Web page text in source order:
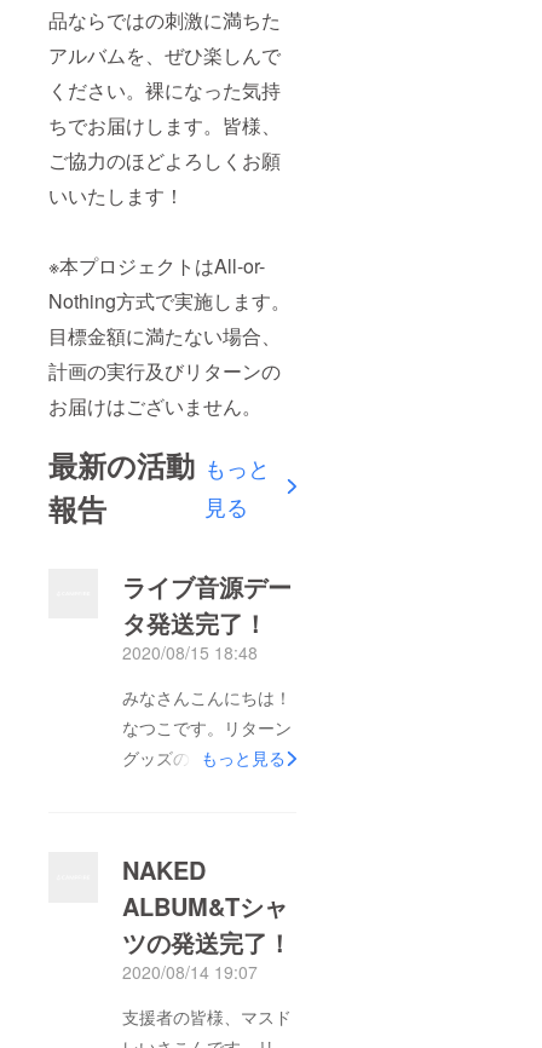
品ならではの刺激に満ちた
アルバムを、ぜひ楽しんで
ください。裸になった気持
ちでお届けします。皆様、
ご協力のほどよろしくお願
いいたします！
※本プロジェクトはAll-or-
Nothing方式で実施します。
目標金額に満たない場合、
計画の実行及びリターンの
お届けはございません。
最新の活動
報告
もっと
見る
ライブ音源デー
タ発送完了！
2020/08/15 18:48
みなさんこんにちは！
なつこです。リターン
グッズの発送が完了し
ライブ音源データを支
援者のみなさまにお送
りいたしました。
CAMPFIREのメッセー
URLをお送りしている
もっと見る
NAKED
ALBUM&Tシャ
ツの発送完了！
2020/08/14 19:07
支援者の皆様、マスド